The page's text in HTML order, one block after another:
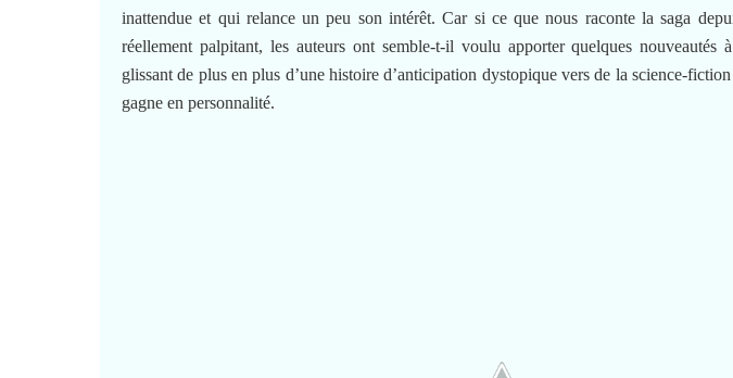
inattendue et qui relance un peu son intérêt. Car si ce que nous raconte la saga
réellement palpitant, les auteurs ont semble-t-il voulu apporter quelques nouveautés
glissant de plus en plus d’une histoire d’anticipation dystopique vers de la science-
gagne en personnalité.